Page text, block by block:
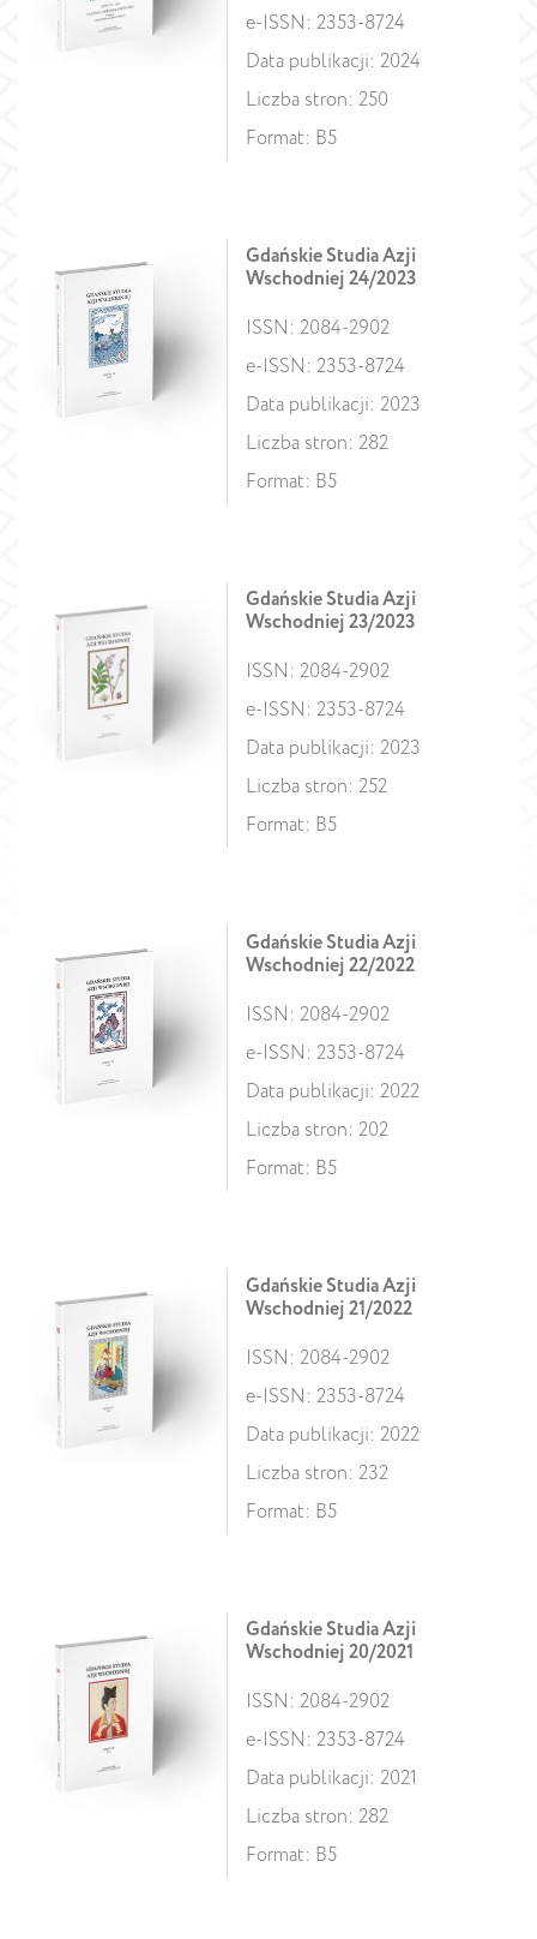
e-ISSN: 2353-8724
Data publikacji: 2024
Liczba stron: 250
Format: B5
Gdańskie Studia Azji
Wschodniej 24/2023
ISSN: 2084-2902
e-ISSN: 2353-8724
Data publikacji: 2023
Liczba stron: 282
Format: B5
Gdańskie Studia Azji
Wschodniej 23/2023
ISSN: 2084-2902
e-ISSN: 2353-8724
Data publikacji: 2023
Liczba stron: 252
Format: B5
Gdańskie Studia Azji
Wschodniej 22/2022
ISSN: 2084-2902
e-ISSN: 2353-8724
Data publikacji: 2022
Liczba stron: 202
Format: B5
Gdańskie Studia Azji
Wschodniej 21/2022
ISSN: 2084-2902
e-ISSN: 2353-8724
Data publikacji: 2022
Liczba stron: 232
Format: B5
Gdańskie Studia Azji
Wschodniej 20/2021
ISSN: 2084-2902
e-ISSN: 2353-8724
Data publikacji: 2021
Liczba stron: 282
Format: B5